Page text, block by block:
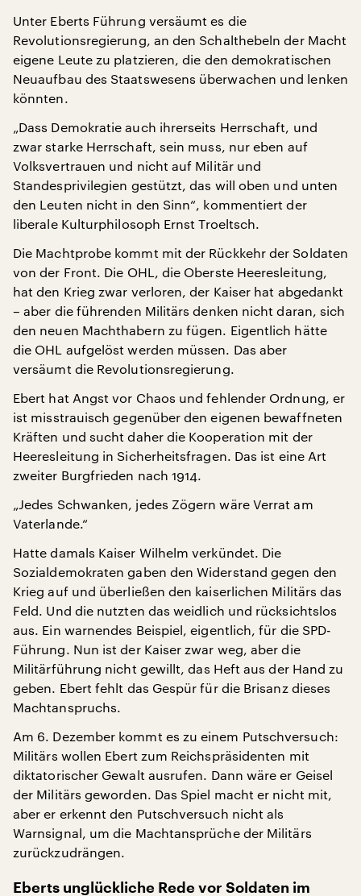
Unter Eberts Führung versäumt es die
Revolutionsregierung, an den Schalthebeln der Macht
eigene Leute zu platzieren, die den demokratischen
Neuaufbau des Staatswesens überwachen und lenken
könnten.
„Dass Demokratie auch ihrerseits Herrschaft, und
zwar starke Herrschaft, sein muss, nur eben auf
Volksvertrauen und nicht auf Militär und
Standesprivilegien gestützt, das will oben und unten
den Leuten nicht in den Sinn“, kommentiert der
liberale Kulturphilosoph Ernst Troeltsch.
Die Machtprobe kommt mit der Rückkehr der Soldaten
von der Front. Die OHL, die Oberste Heeresleitung,
hat den Krieg zwar verloren, der Kaiser hat abgedankt
– aber die führenden Militärs denken nicht daran, sich
den neuen Machthabern zu fügen. Eigentlich hätte
die OHL aufgelöst werden müssen. Das aber
versäumt die Revolutionsregierung.
Ebert hat Angst vor Chaos und fehlender Ordnung, er
ist misstrauisch gegenüber den eigenen bewaffneten
Kräften und sucht daher die Kooperation mit der
Heeresleitung in Sicherheitsfragen. Das ist eine Art
zweiter Burgfrieden nach 1914.
„Jedes Schwanken, jedes Zögern wäre Verrat am
Vaterlande.“
Hatte damals Kaiser Wilhelm verkündet. Die
Sozialdemokraten gaben den Widerstand gegen den
Krieg auf und überließen den kaiserlichen Militärs das
Feld. Und die nutzten das weidlich und rücksichtslos
aus. Ein warnendes Beispiel, eigentlich, für die SPD-
Führung. Nun ist der Kaiser zwar weg, aber die
Militärführung nicht gewillt, das Heft aus der Hand zu
geben. Ebert fehlt das Gespür für die Brisanz dieses
Machtanspruchs.
Am 6. Dezember kommt es zu einem Putschversuch:
Militärs wollen Ebert zum Reichspräsidenten mit
diktatorischer Gewalt ausrufen. Dann wäre er Geisel
der Militärs geworden. Das Spiel macht er nicht mit,
aber er erkennt den Putschversuch nicht als
Warnsignal, um die Machtansprüche der Militärs
zurückzudrängen.
Eberts unglückliche Rede vor Soldaten im